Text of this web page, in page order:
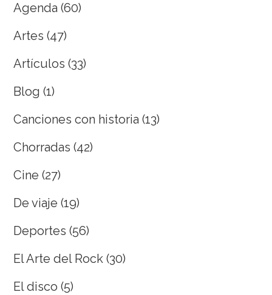
Agenda (60)
Artes (47)
Artículos (33)
Blog (1)
Canciones con historia (13)
Chorradas (42)
Cine (27)
De viaje (19)
Deportes (56)
El Arte del Rock (30)
El disco (5)